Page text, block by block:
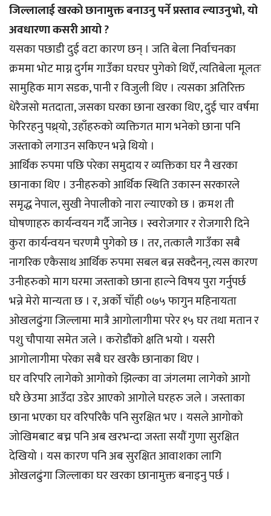
जिल्लालाई खरको छानामुक्त बनाउनु पर्ने प्रस्ताव ल्याउनुभो, यो
अवधारणा कसरी आयो ?
यसका पछाडी दुई वटा कारण छन् । जति बेला निर्वाचनका
क्रममा भोट माग्न दुर्गम गाउँका घरघर पुगेको थिएँ, त्यतिबेला मूलतः
सामुहिक माग सडक, पानी र विजुली थिए । त्यसका अतिरिक्त
धेरैजसो मतदाता, जसका घरका छाना खरका थिए, दुई चार वर्षमा
फेरिरहनु पथ्र्यो, उहाँहरुको व्यक्तिगत माग भनेको छाना पनि
जस्ताको लगाउन सकिएन भन्ने थियो ।
आर्थिक रुपमा पछि परेका समुदाय र व्यक्तिका घर नै खरका
छानाका थिए । उनीहरुको आर्थिक स्थिति उकास्न सरकारले
समृद्ध नेपाल, सुखी नेपालीको नारा ल्याएको छ । क्रमश ती
घोषणाहरु कार्यन्वयन गर्दै जानेछ । स्वरोजगार र रोजगारी दिने
कुरा कार्यन्वयन चरणमै पुगेको छ । तर, तत्कालै गाउँका सबै
नागरिक एकैसाथ आर्थिक रुपमा सबल बन्न सक्दैनन्, त्यस कारण
उनीहरुको माग घरमा जस्ताको छाना हाल्ने विषय पुरा गर्नुपर्छ
भन्ने मेरो मान्यता छ । र, अर्को चाँही ०७५ फागुन महिनायता
ओखलढुंगा जिल्लामा मात्रै आगोलागीमा परेर १५ घर तथा मतान र
पशु चौपाया समेत जले । करोडौंको क्षति भयो । यसरी
आगोलागीमा परेका सबै घर खरकै छानाका थिए ।
घर वरिपरि लागेको आगोको झिल्का वा जंगलमा लागेको आगो
घरै छेउमा आउँदा उडेर आएको आगोले घरहरु जले । जस्ताका
छाना भएका घर वरिपरिकै पनि सुरक्षित भए । यसले आगोको
जोखिमबाट बच्न पनि अब खरभन्दा जस्ता सयौं गुणा सुरक्षित
देखियो । यस कारण पनि अब सुरक्षित आवाशका लागि
ओखलढुंगा जिल्लाका घर खरका छानामुक्त बनाइनु पर्छ ।